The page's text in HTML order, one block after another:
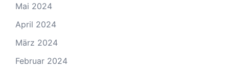
Mai 2024
April 2024
März 2024
Februar 2024